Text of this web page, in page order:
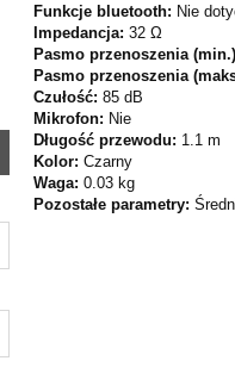
Funkcje bluetooth: Nie
Impedancja: 32 Ω
Pasmo przenoszenia
Pasmo przenoszenia
Czułość: 85 dB
Mikrofon: Nie
Długość przewodu: 1.1 m
Kolor: Czarny
Waga: 0.03 kg
Pozostałe parametry: